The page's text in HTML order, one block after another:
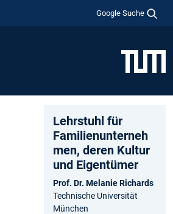
Google Suche
Lehrstuhl für
Familienunterneh
men, deren Kultur
und Eigentümer
Prof. Dr. Melanie Richards
Technische Universität
München